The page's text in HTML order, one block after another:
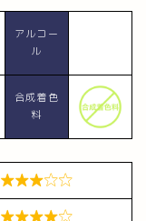
アルコー
ル
合成着色
料

